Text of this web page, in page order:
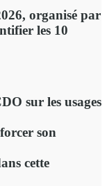
organisé par
les 10
sur les usages
son
cette